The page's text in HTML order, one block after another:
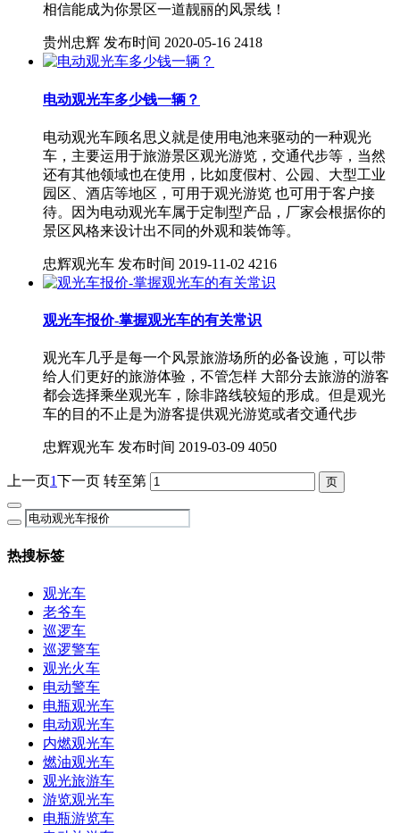
相信能成为你景区一道靓丽的风景线！
贵州忠辉 发布时间 2020-05-16 2418
电动观光车多少钱一辆？
电动观光车顾名思义就是使用电池来驱动的一种观光
车，主要运用于旅游景区观光游览，交通代步等，当然
还有其他领域也在使用，比如度假村、公园、大型工业
园区、酒店等地区，可用于观光游览 也可用于客户接
待。因为电动观光车属于定制型产品，厂家会根据你的
景区风格来设计出不同的外观和装饰等。
忠辉观光车 发布时间 2019-11-02 4216
观光车报价-掌握观光车的有关常识
观光车几乎是每一个风景旅游场所的必备设施，可以带
给人们更好的旅游体验，不管怎样 大部分去旅游的游客
都会选择乘坐观光车，除非路线较短的形成。但是观光
车的目的不止是为游客提供观光游览或者交通代步
忠辉观光车 发布时间 2019-03-09 4050
上一页1下一页 转至第
热搜标签
观光车
老爷车
巡逻车
巡逻警车
观光火车
电动警车
电瓶观光车
电动观光车
内燃观光车
燃油观光车
观光旅游车
游览观光车
电瓶游览车